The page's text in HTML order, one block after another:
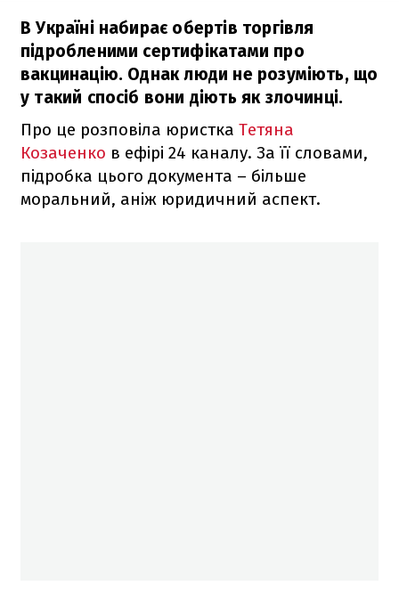
В Україні набирає обертів торгівля
підробленими сертифікатами про
вакцинацію. Однак люди не розуміють, що
у такий спосіб вони діють як злочинці.
Про це розповіла юристка Тетяна
Козаченко в ефірі 24 каналу. За її словами,
підробка цього документа – більше
моральний, аніж юридичний аспект.